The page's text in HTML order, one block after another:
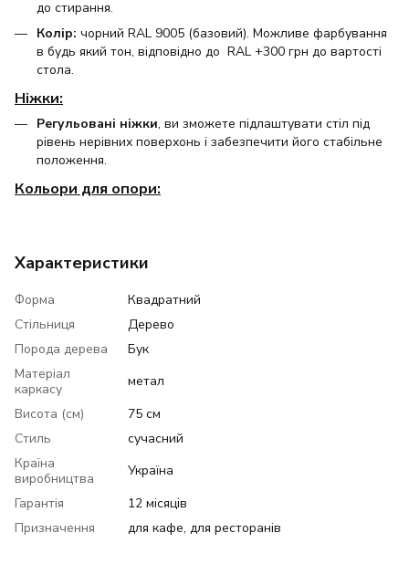
до стирання.
Колір: чорний RAL 9005 (базовий). Можливе фарбування
в будь який тон, відповідно до RAL +300 грн до вартості
стола.
Ніжки:
Регульовані ніжки, ви зможете підлаштувати стіл під
рівень нерівних поверхонь і забезпечити його стабільне
положення.
Кольори для опори:
Характеристики
Форма
Квадратний
Стільниця
Дерево
Порода дерева
Бук
Матеріал
каркасу
метал
Висота (см)
75 см
Стиль
сучасний
Країна
виробництва
Україна
Гарантія
12 місяців
Призначення
для кафе, для ресторанів